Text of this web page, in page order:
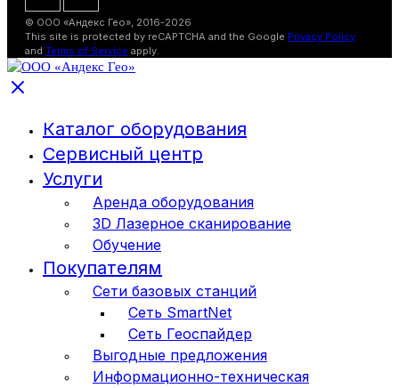
© ООО «Андекс Гео», 2016-2026
This site is protected by reCAPTCHA and the Google Privacy Policy
and Terms of Service apply.
Каталог оборудования
Сервисный центр
Услуги
Аренда оборудования
3D Лазерное сканирование
Обучение
Покупателям
Сети базовых станций
Сеть SmartNet
Сеть Геоспайдер
Выгодные предложения
Информационно-техническая